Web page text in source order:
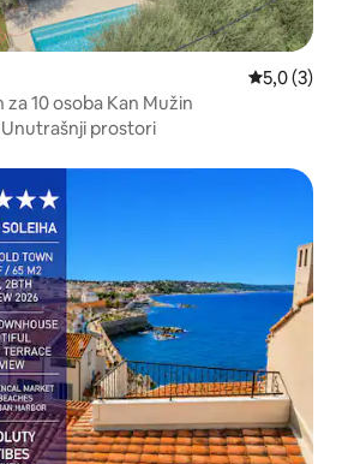
Prosečna
5,0 (3)
za 10 osoba Kan Mužin
Unutrašnji prostori